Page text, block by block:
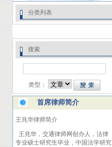
分类列表
搜索
类型：
首席律师简介
王兆华律师简介
王兆华，交通律师网创办人，法律
专业硕士研究生毕业，中国法学研究